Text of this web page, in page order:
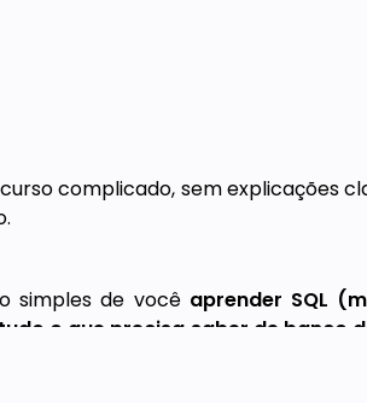
complicado, sem explicações
simples de você aprender SQL
o que precisa saber de banco